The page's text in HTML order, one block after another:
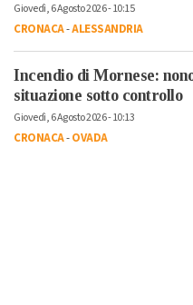
Giovedì, 6 Agosto 2026 - 10:15
CRONACA-ALESSANDRIA
Incendio di Mornese:
situazione sotto controllo
Giovedì, 6 Agosto 2026 - 10:13
CRONACA-OVADA